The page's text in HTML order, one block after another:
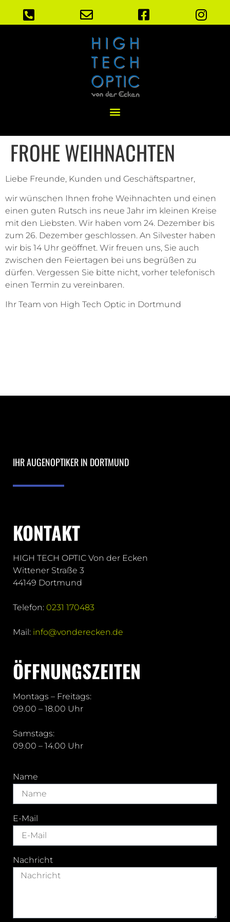
FROHE WEIHNACHTEN
Liebe Freunde, Kunden und Geschäftspartner,
wir wünschen Ihnen frohe Weihnachten und einen
einen guten Rutsch ins neue Jahr im kleinen Kreise
mit den Liebsten. Wir haben vom 24. Dezember bis
zum 26. Dezember geschlossen. An Silvester haben
wir bis 14 Uhr geöffnet. Wir freuen uns, Sie auch
zwischen den Feiertagen bei uns begrüßen zu
dürfen. Vergessen Sie bitte nicht, vorher telefonisch
einen Termin zu vereinbaren.
Ihr Team von High Tech Optic in Dortmund
IHR AUGENOPTIKER IN DORTMUND
KONTAKT
HIGH TECH OPTIC Von der Ecken
Wittener Straße 3
44149 Dortmund
Telefon: 0231 170483
Mail: info@vonderecken.de
ÖFFNUNGSZEITEN
Montags – Freitags:
09.00 – 18.00 Uhr
Samstags:
09.00 – 14.00 Uhr
Name
E-Mail
Nachricht